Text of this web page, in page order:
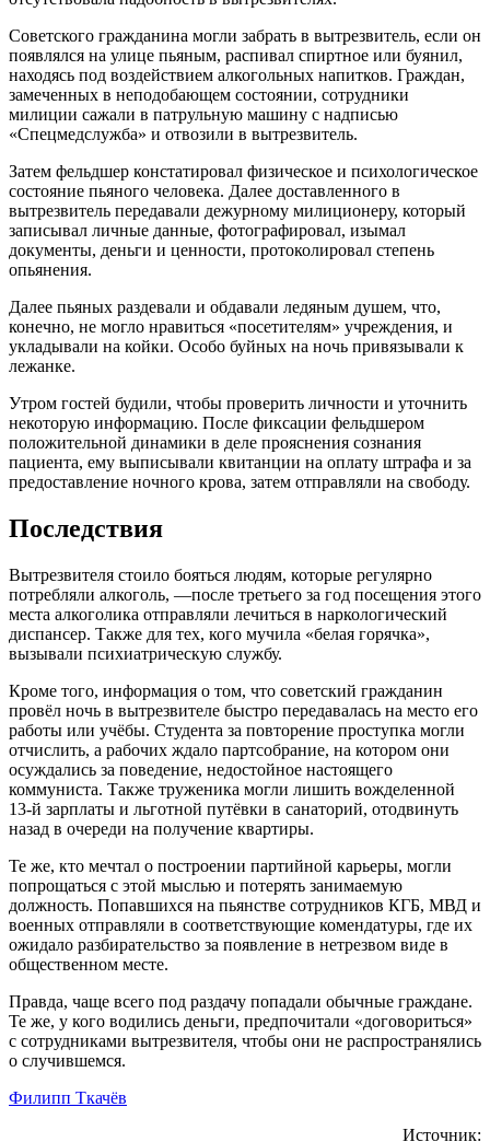
Советского гражданина могли забрать в вытрезвитель, если он
появлялся на улице пьяным, распивал спиртное или буянил,
находясь под воздействием алкогольных напитков. Граждан,
замеченных в неподобающем состоянии, сотрудники
милиции сажали в патрульную машину с надписью
«Спецмедслужба» и отвозили в вытрезвитель.
Затем фельдшер констатировал физическое и психологическое
состояние пьяного человека. Далее доставленного в
вытрезвитель передавали дежурному милиционеру, который
записывал личные данные, фотографировал, изымал
документы, деньги и ценности, протоколировал степень
опьянения.
Далее пьяных раздевали и обдавали ледяным душем, что,
конечно, не могло нравиться «посетителям» учреждения, и
укладывали на койки. Особо буйных на ночь привязывали к
лежанке.
Утром гостей будили, чтобы проверить личности и уточнить
некоторую информацию. После фиксации фельдшером
положительной динамики в деле прояснения сознания
пациента, ему выписывали квитанции на оплату штрафа и за
предоставление ночного крова, затем отправляли на свободу.
Последствия
Вытрезвителя стоило бояться людям, которые регулярно
потребляли алкоголь, —после третьего за год посещения этого
места алкоголика отправляли лечиться в наркологический
диспансер. Также для тех, кого мучила «белая горячка»,
вызывали психиатрическую службу.
Кроме того, информация о том, что советский гражданин
провёл ночь в вытрезвителе быстро передавалась на место его
работы или учёбы. Студента за повторение проступка могли
отчислить, а рабочих ждало партсобрание, на котором они
осуждались за поведение, недостойное настоящего
коммуниста. Также труженика могли лишить вожделенной
13-й зарплаты и льготной путёвки в санаторий, отодвинуть
назад в очереди на получение квартиры.
Те же, кто мечтал о построении партийной карьеры, могли
попрощаться с этой мыслью и потерять занимаемую
должность. Попавшихся на пьянстве сотрудников КГБ, МВД и
военных отправляли в соответствующие комендатуры, где их
ожидало разбирательство за появление в нетрезвом виде в
общественном месте.
Правда, чаще всего под раздачу попадали обычные граждане.
Те же, у кого водились деньги, предпочитали «договориться»
с сотрудниками вытрезвителя, чтобы они не распространялись
о случившемся.
Филипп Ткачёв
Источник: